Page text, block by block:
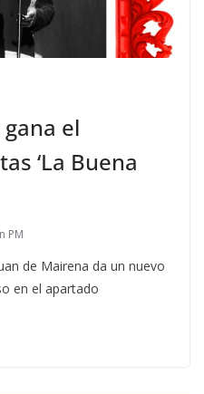
el
‘La Buena
PM
de Mairena da un nuevo
en el apartado